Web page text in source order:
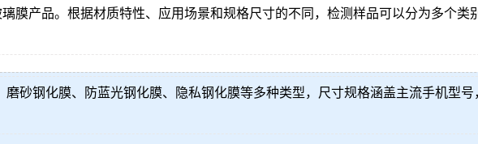
膜产品。根据材质特性、应用场景和规格尺寸的不同，检测样品可以分为多个类
砂钢化膜、防蓝光钢化膜、隐私钢化膜等多种类型，尺寸规格涵盖主流手机型号